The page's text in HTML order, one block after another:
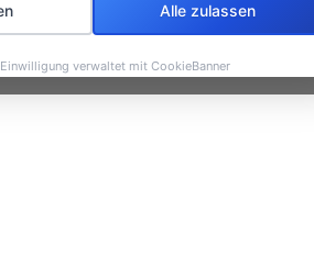
Alle zulassen
verwaltet mit CookieBanner